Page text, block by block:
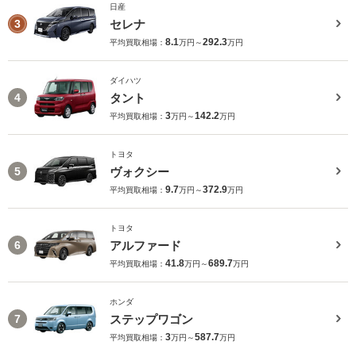
3
日産
セレナ
平均買取相場： 8.1万円～292.3万円
4
ダイハツ
タント
平均買取相場： 3万円～142.2万円
5
トヨタ
ヴォクシー
平均買取相場： 9.7万円～372.9万円
6
トヨタ
アルファード
平均買取相場： 41.8万円～689.7万円
7
ホンダ
ステップワゴン
平均買取相場： 3万円～587.7万円